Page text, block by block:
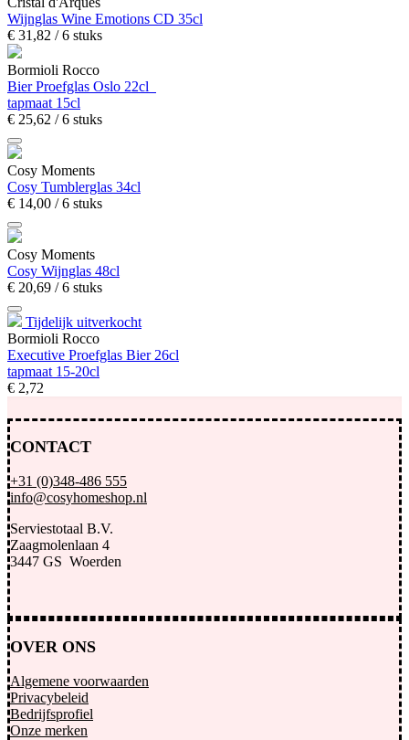
Wijnglas Wine Emotions CD 35cl
€ 31,82 / 6 stuks
Bormioli Rocco
Bier Proefglas Oslo 22cl
tapmaat 15cl
€ 25,62 / 6 stuks
Cosy Moments
Cosy Tumblerglas 34cl
€ 14,00 / 6 stuks
Cosy Moments
Cosy Wijnglas 48cl
€ 20,69 / 6 stuks
Tijdelijk uitverkocht
Bormioli Rocco
Executive Proefglas Bier 26cl
tapmaat 15-20cl
€ 2,72
CONTACT
+31 (0)348-486 555
info@cosyhomeshop.nl
Serviestotaal B.V.
Zaagmolenlaan 4
3447 GS Woerden
OVER ONS
Algemene voorwaarden
Privacybeleid
Bedrijfsprofiel
Onze merken